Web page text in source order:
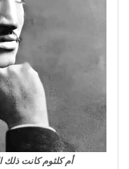
أم كلثوم كانت